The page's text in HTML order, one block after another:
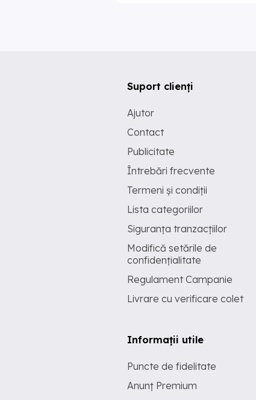
Suport clienți
Ajutor
Contact
Publicitate
Întrebări frecvente
Termeni și condiții
Lista categoriilor
Siguranța tranzacțiilor
Modifică setările de
confidențialitate
Regulament Campanie
Livrare cu verificare colet
Informații utile
Puncte de fidelitate
Anunț Premium